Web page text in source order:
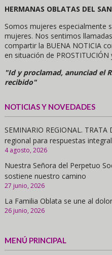
HERMANAS OBLATAS DEL
Somos mujeres especialmente
mujeres. Nos sentimos
compartir la BUENA NOTICIA
en situación de
"Id y proclamad, anunciad el
recibido"
NOTICIAS Y NOVEDADES
SEMINARIO REGIONAL. TRATA
regional para respuestas
4 agosto, 2026
Nuestra Señora del Perpetuo
sostiene nuestro camino
27 junio, 2026
La Familia Oblata se une al
26 junio, 2026
MENÚ PRINCIPAL